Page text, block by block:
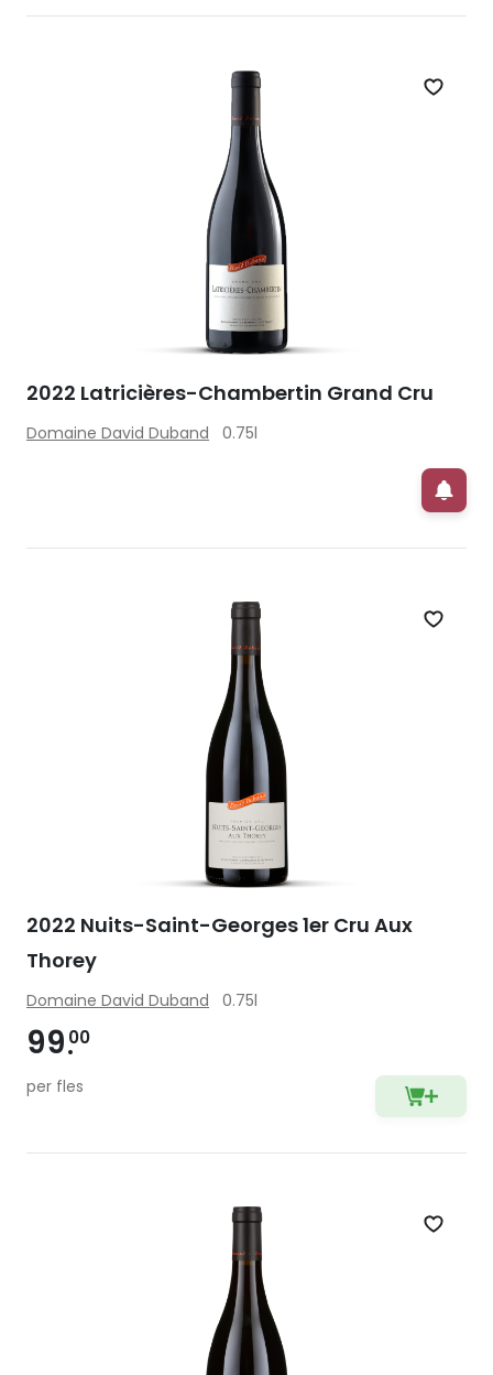
Zet
2022 Latricières-Chambertin Grand Cru
Domaine David Duband 0.75l
Zet
2022 Nuits-Saint-Georges 1er Cru Aux
Thorey
Domaine David Duband 0.75l
99 00
per fles
Zet